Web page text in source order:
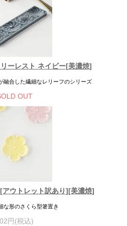
ーレスト ネイビー[美濃焼]
融合した繊細なレリーフのシリーズ
OUT
ウトレット訳あり][美濃焼]
な形のさくら型箸置き
円(税込)